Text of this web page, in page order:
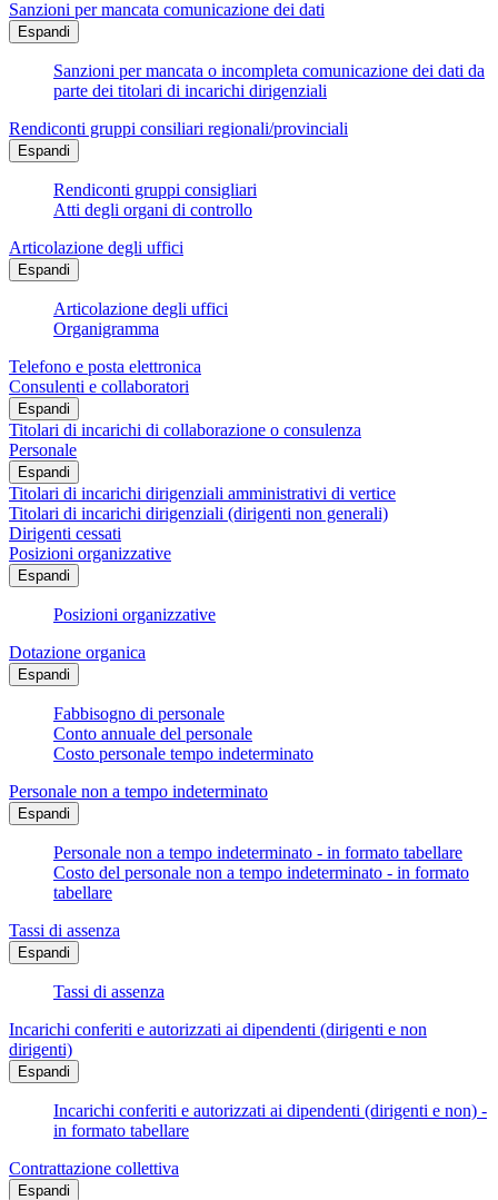
Sanzioni per mancata comunicazione dei dati
Espandi
Sanzioni per mancata o incompleta comunicazione dei dati da
parte dei titolari di incarichi dirigenziali
Rendiconti gruppi consiliari regionali/provinciali
Espandi
Rendiconti gruppi consigliari
Atti degli organi di controllo
Articolazione degli uffici
Espandi
Articolazione degli uffici
Organigramma
Telefono e posta elettronica
Consulenti e collaboratori
Espandi
Titolari di incarichi di collaborazione o consulenza
Personale
Espandi
Titolari di incarichi dirigenziali amministrativi di vertice
Titolari di incarichi dirigenziali (dirigenti non generali)
Dirigenti cessati
Posizioni organizzative
Espandi
Posizioni organizzative
Dotazione organica
Espandi
Fabbisogno di personale
Conto annuale del personale
Costo personale tempo indeterminato
Personale non a tempo indeterminato
Espandi
Personale non a tempo indeterminato - in formato tabellare
Costo del personale non a tempo indeterminato - in formato
tabellare
Tassi di assenza
Espandi
Tassi di assenza
Incarichi conferiti e autorizzati ai dipendenti (dirigenti e non
dirigenti)
Espandi
Incarichi conferiti e autorizzati ai dipendenti (dirigenti e non) -
in formato tabellare
Contrattazione collettiva
Espandi